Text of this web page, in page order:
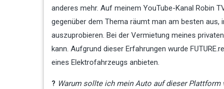
anderes mehr. Auf meinem YouTube-Kanal Robin
gegenüber dem Thema räumt man am besten
auszuprobieren. Bei der Vermietung meines
kann. Aufgrund dieser Erfahrungen wurde
eines Elektrofahrzeugs anbieten.
? Warum sollte ich mein Auto auf dieser Plattform